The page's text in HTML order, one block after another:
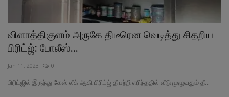
விளாத்திகுளம் அருகே திடீரென வெடித்து சிதறிய
பிரிட்ஜ்: போலீஸ்...
Jan 11, 2023 0
பிரிட்ஜில் இருந்து கேஸ் லீக் ஆகி பிரிட்ஜ் தீ பற்றி எரிந்ததில் வீடு முழுவதும் தீ...